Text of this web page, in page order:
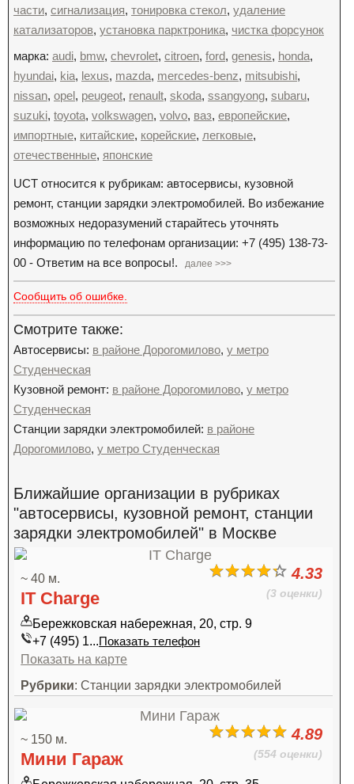
части, сигнализация, тонировка стекол, удаление
катализаторов, установка парктроника, чистка форсунок
марка: audi, bmw, chevrolet, citroen, ford, genesis, honda,
hyundai, kia, lexus, mazda, mercedes-benz, mitsubishi,
nissan, opel, peugeot, renault, skoda, ssangyong, subaru,
suzuki, toyota, volkswagen, volvo, ваз, европейские,
импортные, китайские, корейские, легковые,
отечественные, японские
UCT относится к рубрикам: автосервисы, кузовной
ремонт, станции зарядки электромобилей. Во избежание
возможных недоразумений старайтесь уточнять
информацию по телефонам организации: +7 (495) 138-73-
00 - Ответим на все вопросы!.
далее >>>
Сообщить об ошибке.
Смотрите также:
Автосервисы: в районе Дорогомилово, у метро
Студенческая
Кузовной ремонт: в районе Дорогомилово, у метро
Студенческая
Станции зарядки электромобилей: в районе
Дорогомилово, у метро Студенческая
Ближайшие организации в рубриках
"автосервисы, кузовной ремонт, станции
зарядки электромобилей" в Москве
4.33
(3 оценки)
~ 40 м.
IT Charge
Бережковская набережная, 20, стр. 9
+7 (495) 1...Показать телефон
Показать на карте
Рубрики: Станции зарядки электромобилей
4.89
(554 оценки)
~ 150 м.
Мини Гараж